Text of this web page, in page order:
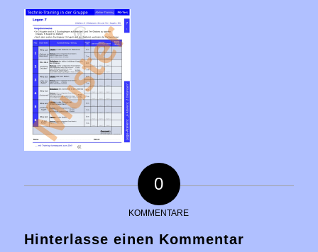
0
KOMMENTARE
Hinterlasse einen Kommentar